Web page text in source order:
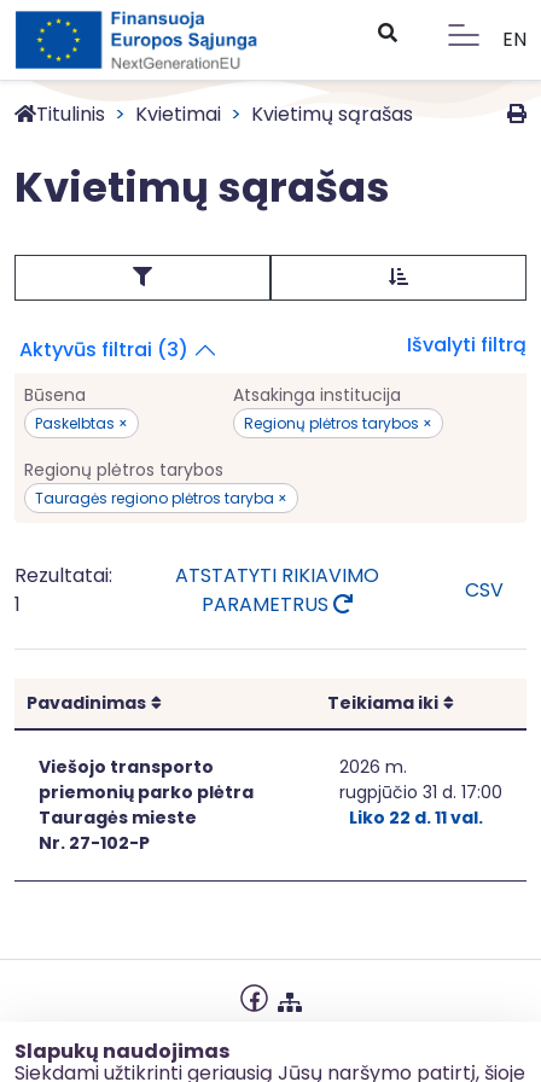
Slapukų naudojimas
Siekdami užtikrinti geriausią Jūsų naršymo patirtį, šioje
EN
Titulinis Kvietimai Kvietimų sąrašas
Kvietimų sąrašas
Aktyvūs filtrai (3) Išvalyti filtrą
Būsena
Paskelbtas ×
Atsakinga institucija
Regionų plėtros tarybos ×
Regionų plėtros tarybos
Tauragės regiono plėtros taryba ×
Rezultatai:
1
ATSTATYTI RIKIAVIMO
PARAMETRUS
CSV
Pavadinimas Rikiuoti Teikiama iki Rikiuoti
Viešojo transporto
priemonių parko plėtra
Tauragės mieste
Nr. 27-102-P
2026 m.
rugpjūčio 31 d. 17:00
Liko 22 d. 11 val.
Slapukų naudojimas